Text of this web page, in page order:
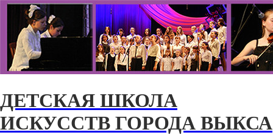
ДЕТСКАЯ ШКОЛА
ИСКУССТВ ГОРОДА ВЫКСА